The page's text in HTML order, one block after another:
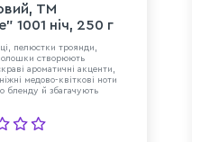
ТМ
1001 ніч, 250 г
пелюстки троянди,
створюють
ароматичні акценти,
медово-квіткові ноти
бленду й збагачують